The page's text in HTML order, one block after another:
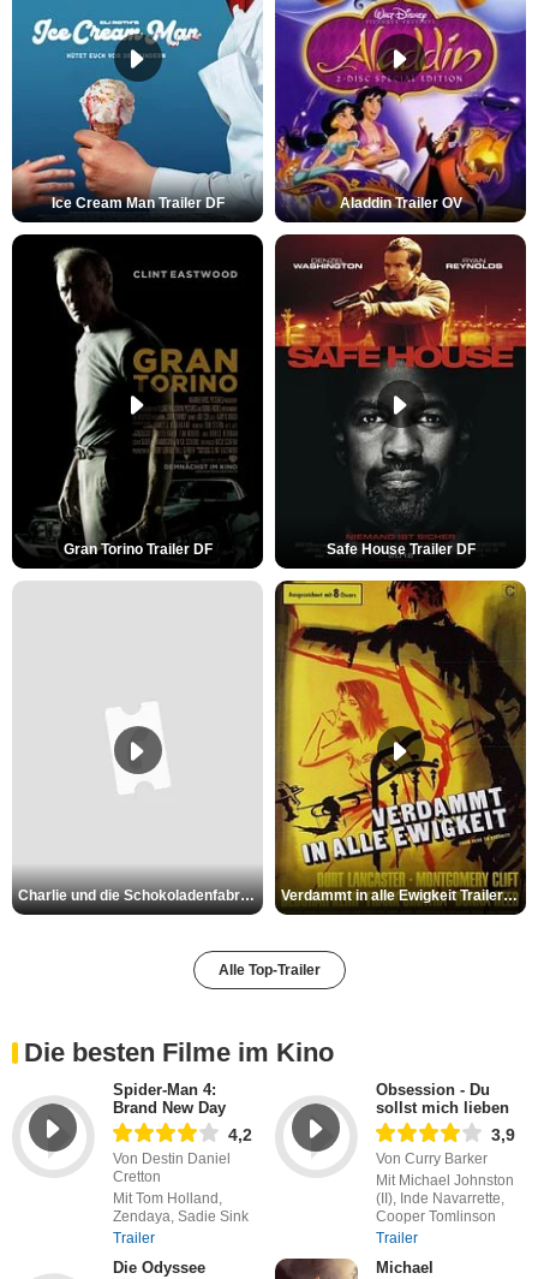
Ice Cream Man Trailer DF Aladdin Trailer OV
Gran Torino Trailer DF Safe House Trailer DF
Charlie und die Schokoladenfabrik Trailer OV Verdammt in alle Ewigkeit Trailer OV
Alle Top-Trailer
Die besten Filme im Kino
Spider-Man 4:
Brand New Day
4,2
Von Destin Daniel
Cretton
Mit Tom Holland,
Zendaya, Sadie Sink
Trailer
Obsession - Du
sollst mich lieben
3,9
Von Curry Barker
Mit Michael Johnston
(II), Inde Navarrette,
Cooper Tomlinson
Trailer
Die Odyssee Michael